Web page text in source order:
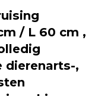
/ L 60 cm ,
dierenarts-,